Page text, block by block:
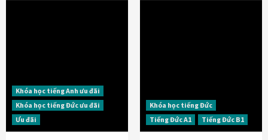
Khóa học tiếng Anh ưu đãi
Khóa học tiếng Đức ưu đãi
Ưu đãi
Khóa học tiếng Đức
Tiếng Đức A1
Tiếng Đức B1